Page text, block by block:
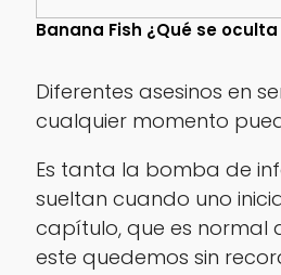
Banana Fish ¿Qué se
Diferentes asesinos en
cualquier momento
Es tanta la bomba de
sueltan cuando uno
capítulo, que es normal
este quedemos sin